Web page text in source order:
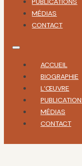
MÉDIAS
CONTACT
ACCUEIL
BIOGRAPHIE
L’ŒUVRE
MÉDIAS
CONTACT